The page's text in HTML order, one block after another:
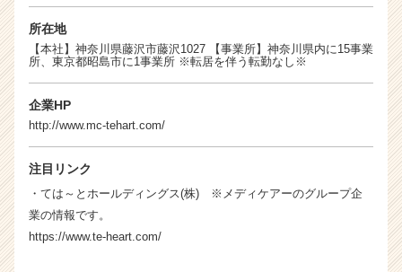
所在地
【本社】神奈川県藤沢市藤沢1027 【事業所】神奈川県内に15事業
所、東京都昭島市に1事業所 ※転居を伴う転勤なし※
企業HP
http://www.mc-tehart.com/
注目リンク
・ては～とホールディングス(株) ※メディケアーのグループ企
業の情報です。
https://www.te-heart.com/